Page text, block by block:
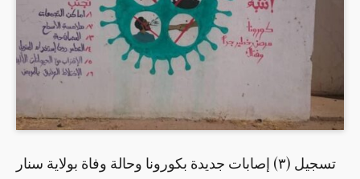
تسجيل (٣) إصابات جديدة بكورونا وحالة وفاة بولاية سنار